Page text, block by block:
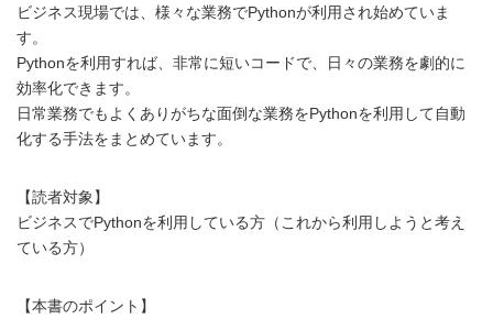
ビジネス現場では、様々な業務でPythonが利用され始めていま
す。
Pythonを利用すれば、非常に短いコードで、日々の業務を劇的に
効率化できます。
日常業務でもよくありがちな面倒な業務をPythonを利用して自動
化する手法をまとめています。
【読者対象】
ビジネスでPythonを利用している方（これから利用しようと考え
ている方）
【本書のポイント】